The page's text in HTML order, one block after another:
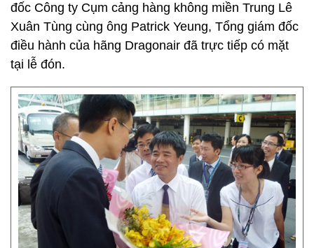
đốc Công ty Cụm cảng hàng không miền Trung Lê
Xuân Tùng cùng ông Patrick Yeung, Tổng giám đốc
điều hành của hãng Dragonair đã trực tiếp có mặt
tại lễ đón.